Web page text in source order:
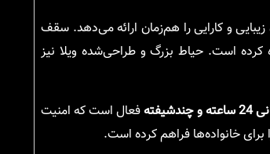
و کارایی را هم‌زمان ارائه می‌دهد. سقف
است. حیاط بزرگ و طراحی‌شده ویلا نیز
فعال است که امنیت
خانواده‌ها فراهم کرده است.